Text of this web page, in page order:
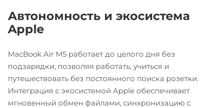
Автономность и экосистема
Apple
MacBook Air M5 работает до целого дня без
подзарядки, позволяя работать, учиться и
путешествовать без постоянного поиска розетки.
Интеграция с экосистемой Apple обеспечивает
мгновенный обмен файлами, синхронизацию с